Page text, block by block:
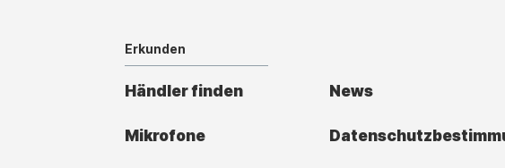
Erkunden
Händler finden News
Mikrofone